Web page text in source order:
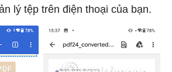
lý tệp trên điện thoại của bạn.